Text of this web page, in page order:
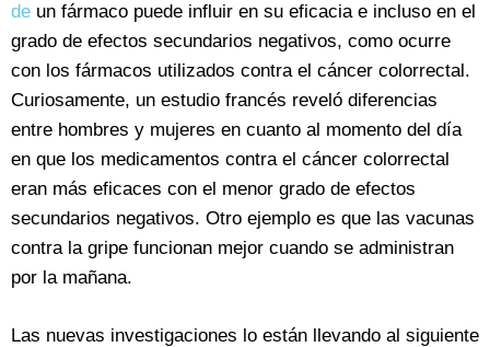
de un fármaco puede influir en su eficacia e incluso en el
grado de efectos secundarios negativos, como ocurre
con los fármacos utilizados contra el cáncer colorrectal.
Curiosamente, un estudio francés reveló diferencias
entre hombres y mujeres en cuanto al momento del día
en que los medicamentos contra el cáncer colorrectal
eran más eficaces con el menor grado de efectos
secundarios negativos. Otro ejemplo es que las vacunas
contra la gripe funcionan mejor cuando se administran
por la mañana.
Las nuevas investigaciones lo están llevando al siguiente